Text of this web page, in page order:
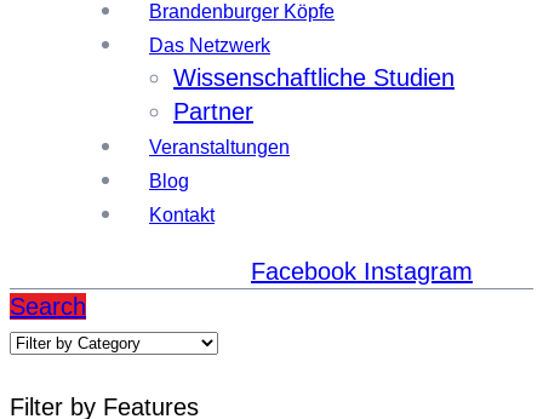
Brandenburger Köpfe
Das Netzwerk
Wissenschaftliche Studien
Partner
Veranstaltungen
Blog
Kontakt
Facebook Instagram
Search
Filter by Features